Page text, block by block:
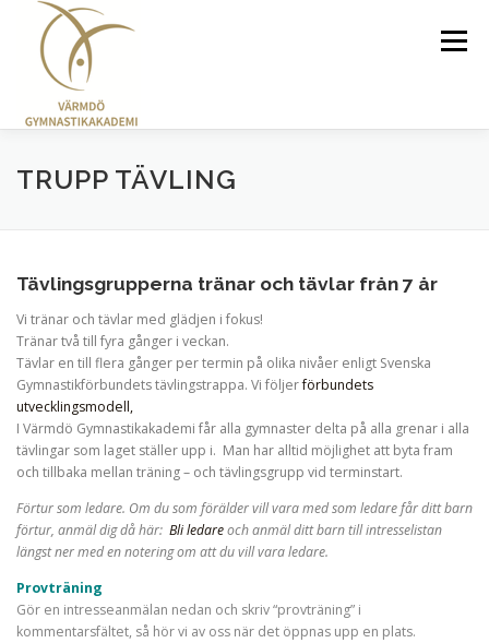
Hoppa
innehåll
Meny
GRUPPER OCH TRÄNINGSTIDER
OM OSS KLÄDER
TRUPP TÄVLING
Tävlingsgrupperna tränar och tävlar från 7 år
Vi tränar och tävlar med glädjen i fokus!
Tränar två till fyra gånger i veckan.
Tävlar en till flera gånger per termin på olika nivåer enligt Svenska
Gymnastikförbundets tävlingstrappa. Vi följerförbundets
utvecklingsmodell,
I Värmdö Gymnastikakademi får alla gymnaster delta på alla grenar i alla
tävlingar som laget ställer upp i. Man har alltid möjlighet att byta fram
och tillbaka mellan träning – och tävlingsgrupp vid terminstart.
Förtur som ledare. Om du som förälder vill vara med som ledare får ditt barn
förtur, anmäl dig då här: Bli ledareoch anmäl ditt barn till intresselistan
längst ner med en notering om att du vill vara ledare.
Provträning
Gör en intresseanmälan nedan och skriv “provträning” i
kommentarsfältet, så hör vi av oss när det öppnas upp en plats.